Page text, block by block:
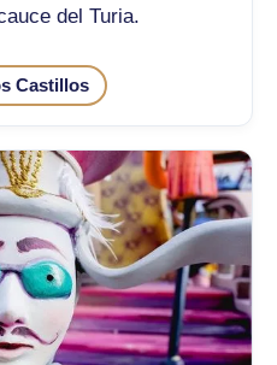
del Turia.
Castillos